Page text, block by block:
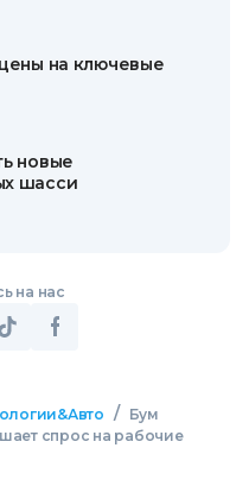
на ключевые
новые
шасси
на нас
/
Бум
спрос на рабочие